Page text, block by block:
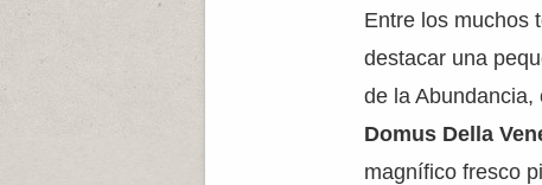
Entre los muchos
destacar una
de la
Domus Della
magnífico fresco